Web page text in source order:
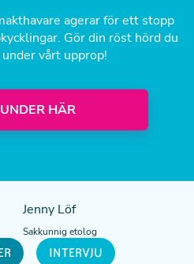
agerar för ett stopp
Gör din röst hörd du
vårt upprop!
HÄR
Jenny Löf
Sakkunnig etolog
INTERVJU